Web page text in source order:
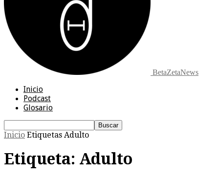
BetaZetaNews
Inicio
Podcast
Glosario
Inicio Etiquetas Adulto
Etiqueta: Adulto